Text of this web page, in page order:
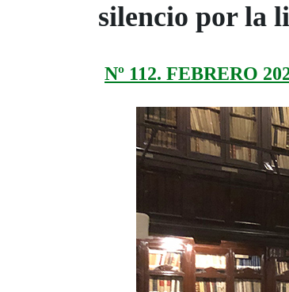
silencio por la
Nº 112. FEBRERO